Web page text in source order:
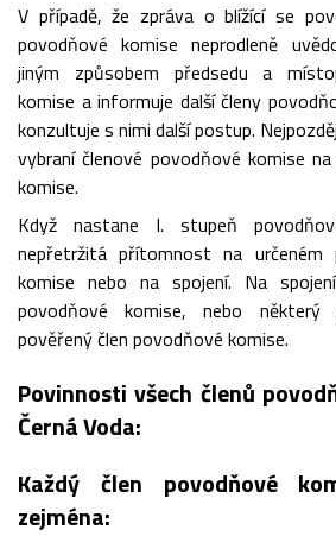
V případě, že zpráva o blížící se
povodňové komise neprodleně
jiným způsobem předsedu a
komise a informuje další členy
konzultuje s nimi další postup.
vybraní členové povodňové komise
komise.
Když nastane I. stupeň
nepřetržitá přítomnost na určeném
komise nebo na spojení. Na
povodňové komise, nebo některý
pověřený člen povodňové komise.
Povinnosti všech členů
Černá Voda:
Každý člen povodňové
zejména: